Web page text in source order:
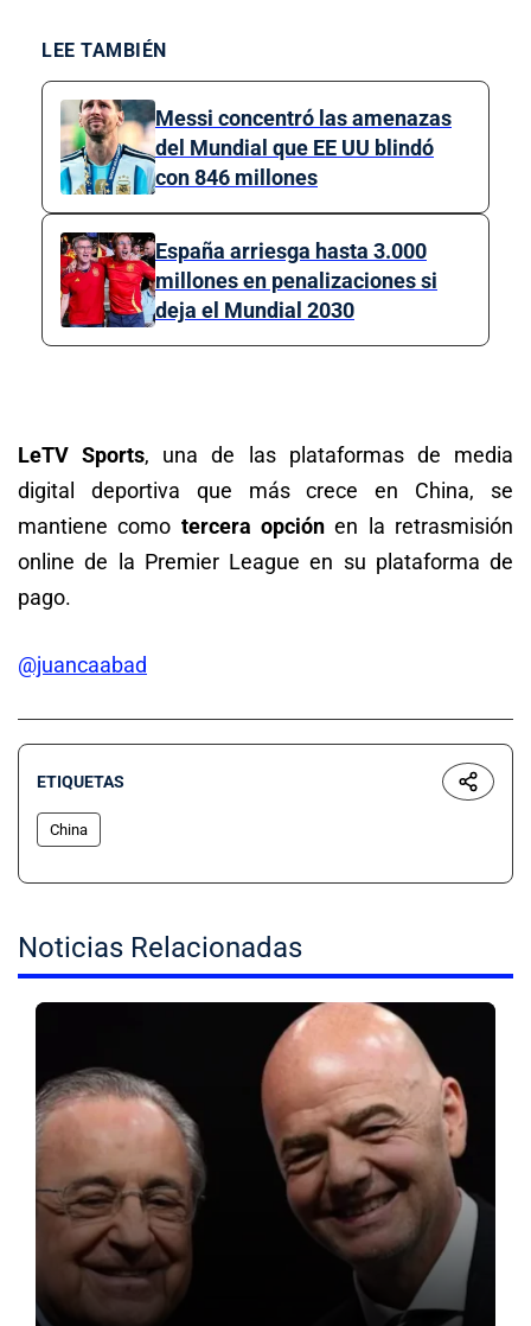
LEE TAMBIÉN
Messi concentró las amenazas
del Mundial que EE UU blindó
con 846 millones
España arriesga hasta 3.000
millones en penalizaciones si
deja el Mundial 2030
LeTV Sports, una de las plataformas de media
digital deportiva que más crece en China, se
mantiene como tercera opción en la retrasmisión
online de la Premier League en su plataforma de
pago.
@juancaabad
ETIQUETAS
China
Noticias Relacionadas